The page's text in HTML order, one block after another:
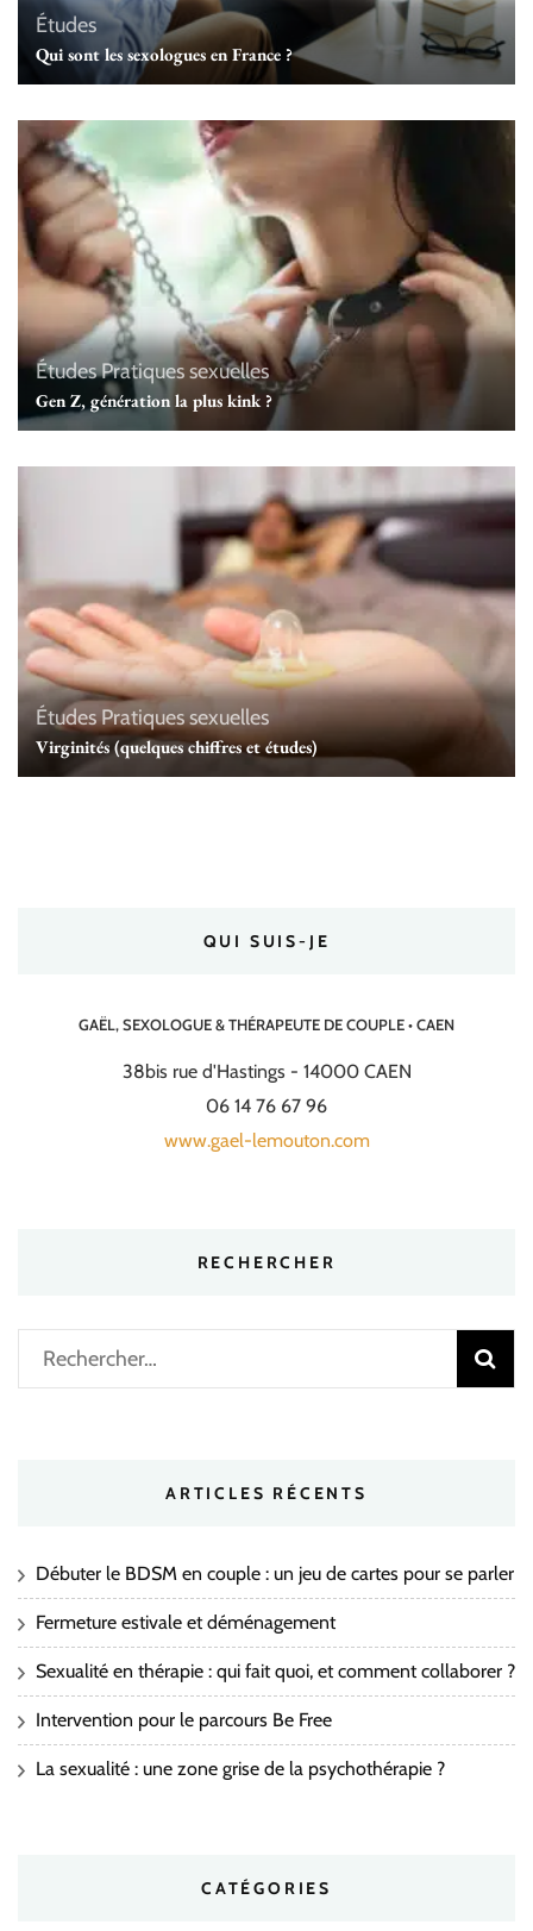
Études
Qui sont les sexologues en France ?
ÉtudesPratiques sexuelles
Gen Z, génération la plus kink ?
ÉtudesPratiques sexuelles
Virginités (quelques chiffres et études)
QUI SUIS-JE
GAËL, SEXOLOGUE & THÉRAPEUTE DE COUPLE • CAEN
38bis rue d'Hastings - 14000 CAEN
06 14 76 67 96
www.gael-lemouton.com
RECHERCHER
Rechercher :
ARTICLES RÉCENTS
Débuter le BDSM en couple : un jeu de cartes pour se parler
Fermeture estivale et déménagement
Sexualité en thérapie : qui fait quoi, et comment collaborer ?
Intervention pour le parcours Be Free
La sexualité : une zone grise de la psychothérapie ?
CATÉGORIES